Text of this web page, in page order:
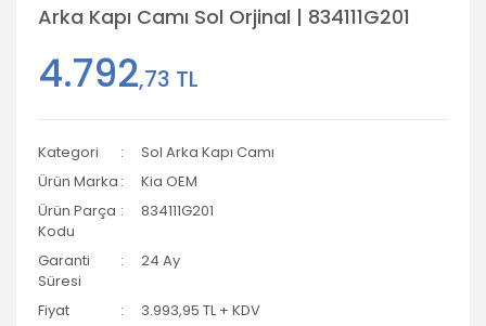
Arka Kapı Camı Sol Orjinal | 834111G201
4.792,73 TL
Kategori
Sol Arka Kapı Camı
Ürün Marka
Kia OEM
Ürün Parça
Kodu
834111G201
Garanti
Süresi
24 Ay
Fiyat
3.993,95 TL + KDV